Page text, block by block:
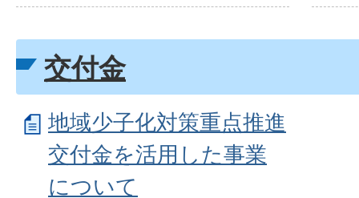
交付金
地域少子化対策重点推進
交付金を活用した事業
について